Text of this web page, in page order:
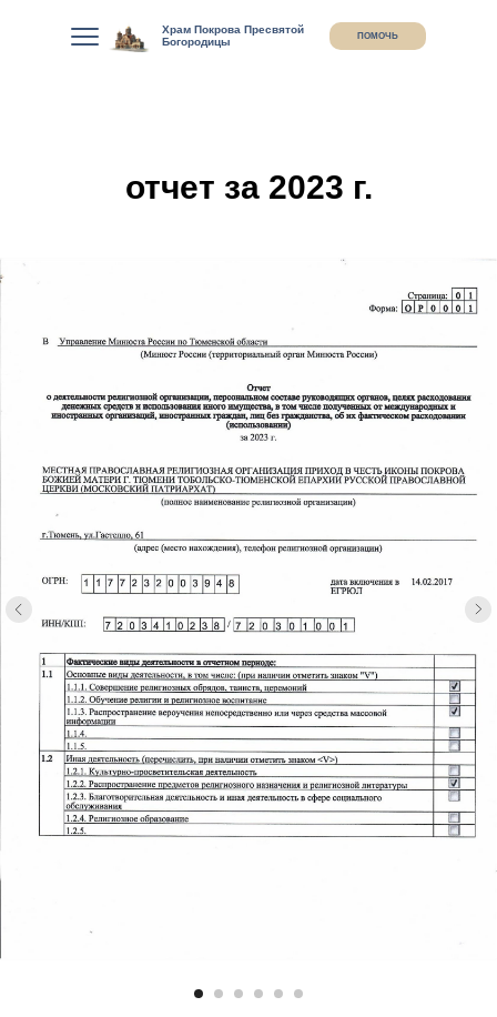
ПОМОЧЬ
Храм Покрова Пресвятой
Богородицы
ПОМОЧЬ
отчет за 2023 г.